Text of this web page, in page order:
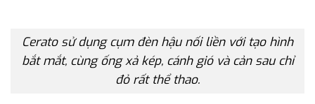
Cerato sử dụng cụm đèn hậu nối liền với tạo hình
bắt mắt, cùng ống xả kép, cánh gió và cản sau chỉ
đỏ rất thể thao.